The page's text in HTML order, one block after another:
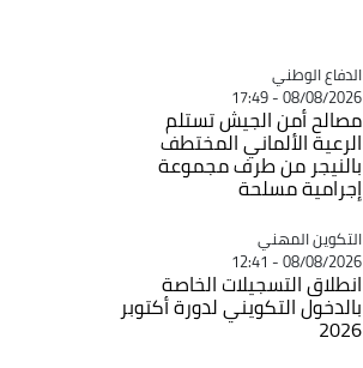
Catégorie
الدفاع الوطني
08/08/2026 - 17:49
مصالح أمن الجيش تستلم
الرعية الألماني المختطف
بالنيجر من طرف مجموعة
إجرامية مسلحة
Catégorie
التكوين المهني
08/08/2026 - 12:41
انطلاق التسجيلات الخاصة
بالدخول التكويني لدورة أكتوبر
2026